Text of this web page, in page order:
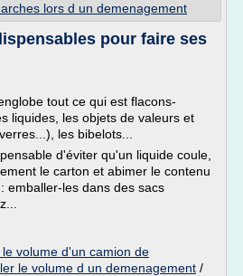
lors d un demenagement
pour faire ses
tout ce qui est flacons-
liquides, les objets de valeurs et
les bibelots...
d'éviter qu'un liquide coule,
le carton et abimer le contenu
emballer-les dans des sacs
volume d'un camion de
le volume d un demenagement /